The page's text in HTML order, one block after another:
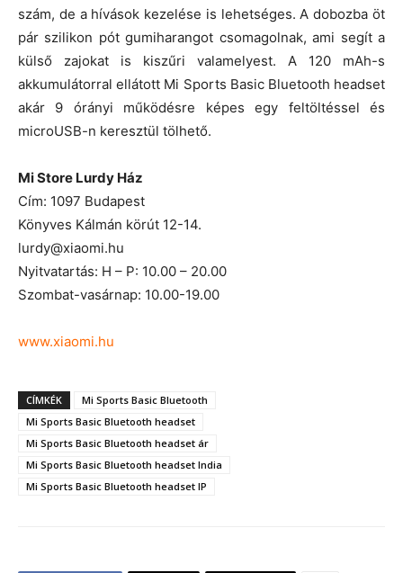
szám, de a hívások kezelése is lehetséges. A dobozba öt
pár szilikon pót gumiharangot csomagolnak, ami segít a
külső zajokat is kiszűri valamelyest. A 120 mAh-s
akkumulátorral ellátott Mi Sports Basic Bluetooth headset
akár 9 órányi működésre képes egy feltöltéssel és
microUSB-n keresztül tölhető.
Mi Store Lurdy Ház
Cím: 1097 Budapest
Könyves Kálmán körút 12-14.
lurdy@xiaomi.hu
Nyitvatartás: H – P: 10.00 – 20.00
Szombat-vasárnap: 10.00-19.00
www.xiaomi.hu
CÍMKÉK
Mi Sports Basic Bluetooth
Mi Sports Basic Bluetooth headset
Mi Sports Basic Bluetooth headset ár
Mi Sports Basic Bluetooth headset India
Mi Sports Basic Bluetooth headset IP